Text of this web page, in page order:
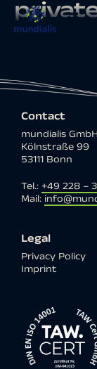
Contact
mundialis
Kölnstraße 99
53111 Bonn
Tel.: +49 228 –
Mail:
Legal
Privacy Policy
Imprint